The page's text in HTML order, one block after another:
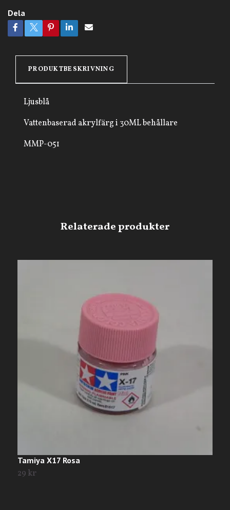
Dela
PRODUKTBESKRIVNING
Ljusblå
Vattenbaserad akrylfärg i 30ML behållare
MMP-051
Tamiya X17 Rosa
29 kr